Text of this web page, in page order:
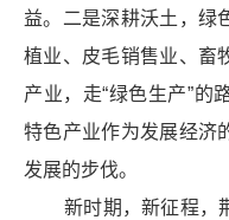
益。二是深耕沃土，绿
植业、皮毛销售业、畜
产业，走“绿色生产”的
特色产业作为发展经济
发展的步伐。
新时期，新征程，荆